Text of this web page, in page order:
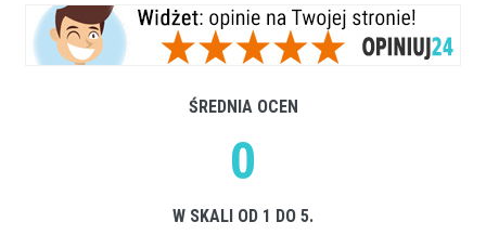
ŚREDNIA OCEN
0
W SKALI OD 1 DO 5.